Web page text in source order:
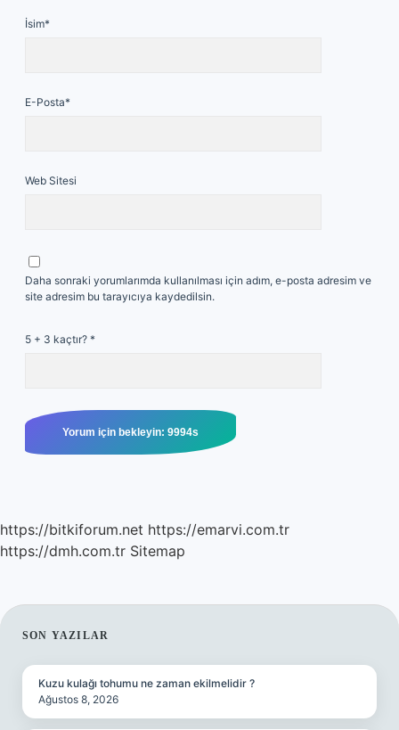
İsim*
E-Posta*
Web Sitesi
Daha sonraki yorumlarımda kullanılması için adım, e-posta adresim ve
site adresim bu tarayıcıya kaydedilsin.
5 + 3 kaçtır? *
https://bitkiforum.net https://emarvi.com.tr
https://dmh.com.tr Sitemap
SIDEBAR
SON YAZILAR
Kuzu kulağı tohumu ne zaman ekilmelidir ?
Ağustos 8, 2026